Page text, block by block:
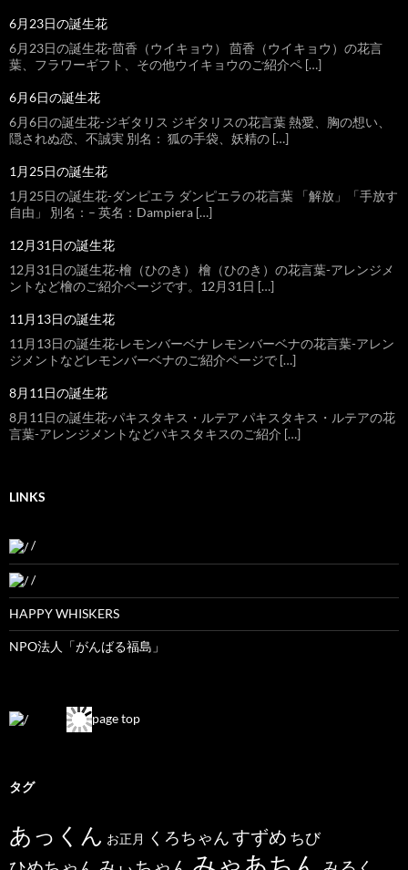
6月23日の誕生花
6月23日の誕生花-茴香（ウイキョウ） 茴香（ウイキョウ）の花言
葉、フラワーギフト、その他ウイキョウのご紹介ペ […]
6月6日の誕生花
6月6日の誕生花-ジギタリス ジギタリスの花言葉 熱愛、胸の想い、
隠されぬ恋、不誠実 別名： 狐の手袋、妖精の […]
1月25日の誕生花
1月25日の誕生花-ダンピエラ ダンピエラの花言葉 「解放」「手放す
自由」 別名：– 英名：Dampiera […]
12月31日の誕生花
12月31日の誕生花-檜（ひのき） 檜（ひのき）の花言葉-アレンジメ
ントなど檜のご紹介ページです。12月31日 […]
11月13日の誕生花
11月13日の誕生花-レモンバーベナ レモンバーベナの花言葉-アレン
ジメントなどレモンバーベナのご紹介ページで […]
8月11日の誕生花
8月11日の誕生花-パキスタキス・ルテア パキスタキス・ルテアの花
言葉-アレンジメントなどパキスタキスのご紹介 […]
LINKS
/
/
HAPPY WHISKERS
NPO法人「がんばる福島」
page top
タグ
あっくん お正月 くろちゃん すずめ ちび